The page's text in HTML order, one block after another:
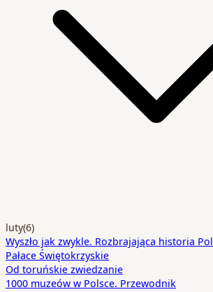
luty(6)
Wyszło jak zwykle. Rozbrajająca historia
Pałace Świętokrzyskie
Od toruńskie zwiedzanie
1000 muzeów w Polsce. Przewodnik